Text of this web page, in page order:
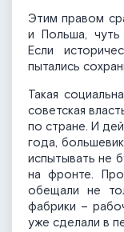
Этим правом
и Польша,
Если
пытались
Такая
советская
по стране. И
года,
испытывать не
на фронте.
обещали не
фабрики –
уже сделали в